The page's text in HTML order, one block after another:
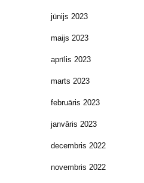
jūnijs 2023
maijs 2023
aprīlis 2023
marts 2023
februāris 2023
janvāris 2023
decembris 2022
novembris 2022